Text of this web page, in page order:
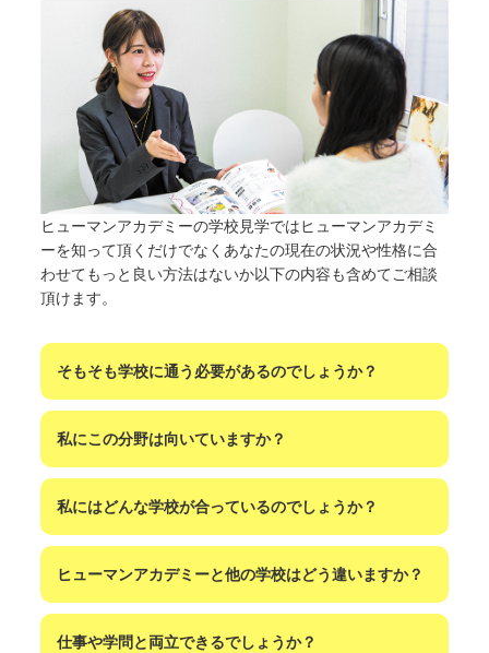
ヒューマンアカデミーの学校見学ではヒューマンアカデミ
ーを知って頂くだけでなくあなたの現在の状況や性格に合
わせてもっと良い方法はないか以下の内容も含めてご相談
頂けます。
そもそも学校に通う必要があるのでしょうか？
私にこの分野は向いていますか？
私にはどんな学校が合っているのでしょうか？
ヒューマンアカデミーと他の学校はどう違いますか？
仕事や学問と両立できるでしょうか？